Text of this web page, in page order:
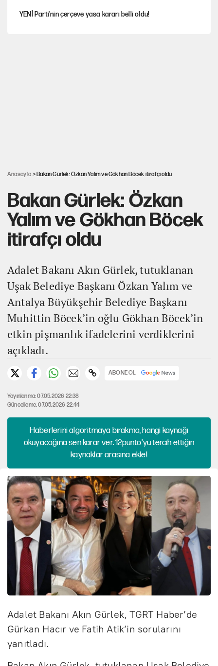
YENİ Parti'nin çerçeve yasa kararı belli oldu!
Anasayfa > Bakan Gürlek: Özkan Yalım ve Gökhan Böcek itirafçı oldu
Bakan Gürlek: Özkan
Yalım ve Gökhan Böcek
itirafçı oldu
Adalet Bakanı Akın Gürlek, tutuklanan
Uşak Belediye Başkanı Özkan Yalım ve
Antalya Büyükşehir Belediye Başkanı
Muhittin Böcek’in oğlu Gökhan Böcek’in
etkin pişmanlık ifadelerini verdiklerini
açıkladı.
ABONE OL
Yayınlanma: 07.05.2026 22:38
Güncelleme: 07.05.2026 22:44
Haberlerini algoritmaya bırakma, hangi kaynağı
okuyacağına sen karar ver. 12punto'yu tercih ettiğin
kaynaklar arasına ekle!
Adalet Bakanı Akın Gürlek, TGRT Haber’de
Gürkan Hacır ve Fatih Atik’in sorularını
yanıtladı.